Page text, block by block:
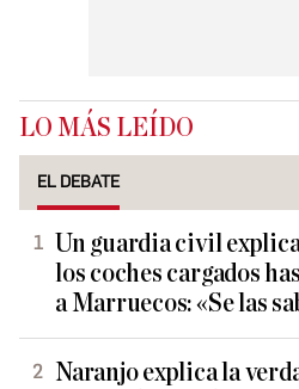
LO MÁS LEÍDO
EL DEBATE
Un guardia civil
los coches cargados
a Marruecos: «Se las
Naranjo explica la